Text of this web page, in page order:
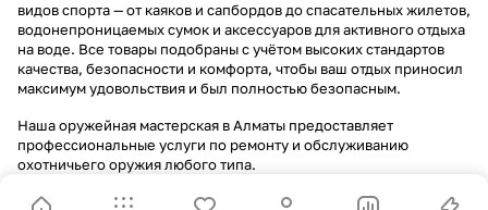
видов спорта — от каяков и сапбордов до спасательных жилетов,
водонепроницаемых сумок и аксессуаров для активного отдыха
на воде. Все товары подобраны с учётом высоких стандартов
качества, безопасности и комфорта, чтобы ваш отдых приносил
максимум удовольствия и был полностью безопасным.
Наша оружейная мастерская в Алматы предоставляет
профессиональные услуги по ремонту и обслуживанию
охотничьего оружия любого типа.